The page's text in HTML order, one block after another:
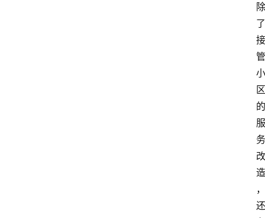
除
了
接
管
小
区
的
服
务
改
造
，
还